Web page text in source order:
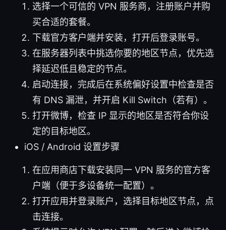
选择一个可信的 VPN 服务商，注册账户并购
买合适的套餐。
下载官方客户端并安装，打开后登录账号。
在服务器列表中挑选你要的地区节点，优先选
择延迟低且稳定的节点。
启动连接，完成后在系统偏好设置中检查是否
有 DNS 漏泄，并开启 Kill Switch（若有）。
打开微博，检查 IP 显示的地区是否符合你设
定的目标地区。
iOS / Android 设置步骤
在应用商店下载安装同一 VPN 服务的官方客
户端（便于多设备统一配置）。
打开应用并登录账户，选择目标地区节点，点
击连接。